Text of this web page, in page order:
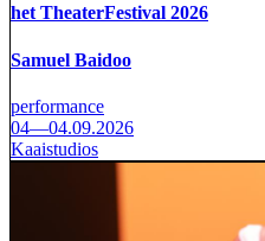
het TheaterFestival 2026
Samuel Baidoo
performance
04—04.09.2026
Kaaistudios